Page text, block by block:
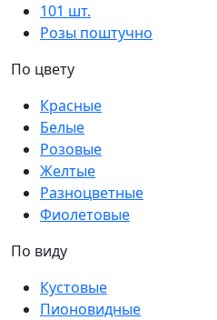
101 шт.
Розы поштучно
По цвету
Красные
Белые
Розовые
Желтые
Разноцветные
Фиолетовые
По виду
Кустовые
Пионовидные